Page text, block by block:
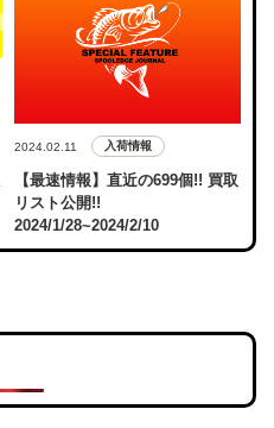
2024.02.11 入荷情報
【最速情報】直近の699個!! 買取
リスト公開!!
2024/1/28~2024/2/10